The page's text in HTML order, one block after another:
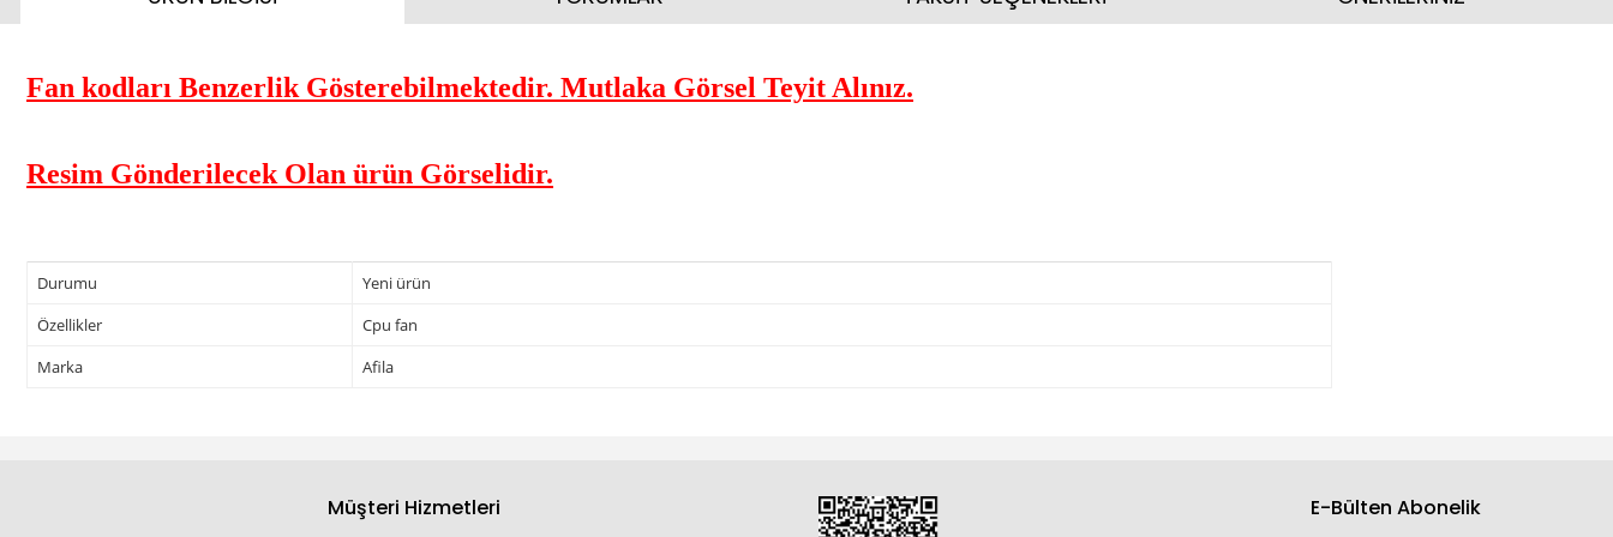
Fan kodları Benzerlik Gösterebilmektedir. Mutlaka Görsel Teyit Alınız.
Resim Gönderilecek Olan ürün Görselidir.
Durumu
Yeni ürün
Özellikler
Cpu fan
Marka
Afila
Müşteri Hizmetleri E-Bülten Abonelik